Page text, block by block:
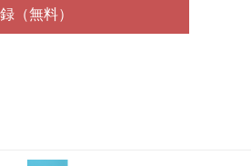
（無料）